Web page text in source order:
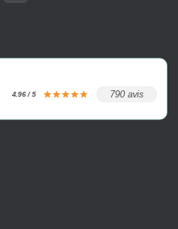
4.96 / 5 790 avis